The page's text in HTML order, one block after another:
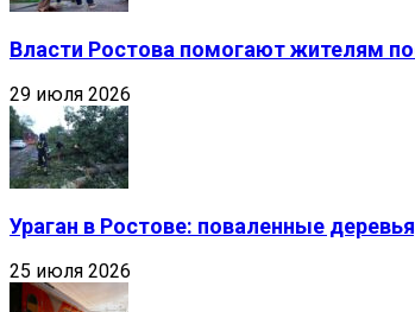
Власти Ростова помогают жителям
29 июля 2026
Ураган в Ростове: поваленные
25 июля 2026